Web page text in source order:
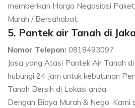
memberikan Harga Negosiasi
Murah / Bersahabat.
5. Pantek air Tanah di
Nomor Telepon: 0818493097
Jasa yang Atasi Pantek Air Tanah
hubungi 24 Jam untuk kebutuhan
Tanah Bersih di Lokasi anda.
Dengan Biaya Murah & Nego, Kami